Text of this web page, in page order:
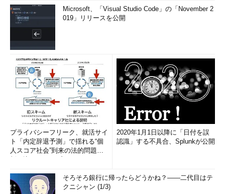
Microsoft、「Visual Studio Code」の「November 2
019」リリースを公開
プライバシーフリーク、就活サイ
ト「内定辞退予測」で揺れる“個
人スコア社会”到来の法的問題に
2020年1月1日以降に「日付を誤
認識」する不具合、Splunkが公開
そろそろ銀行に帰ったらどうかね？――二代目はテ
クニシャン (1/3)